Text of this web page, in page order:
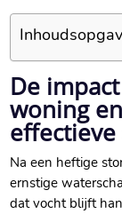
De
woning
Na een heftige
ernstige
dat vocht blijft